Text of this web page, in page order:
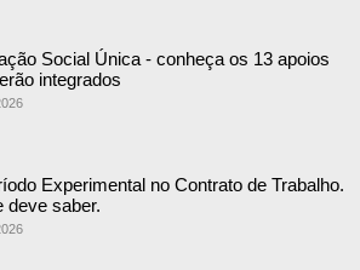
Social Única - conheça os 13 apoios
integrados
Experimental no Contrato de Trabalho.
deve saber.